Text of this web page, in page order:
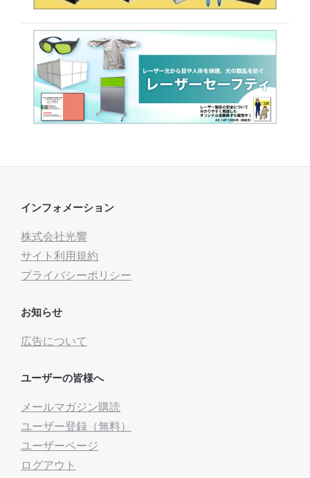
インフォメーション
株式会社光響
サイト利用規約
プライバシーポリシー
お知らせ
広告について
ユーザーの皆様へ
メールマガジン購読
ユーザー登録（無料）
ユーザーページ
ログアウト